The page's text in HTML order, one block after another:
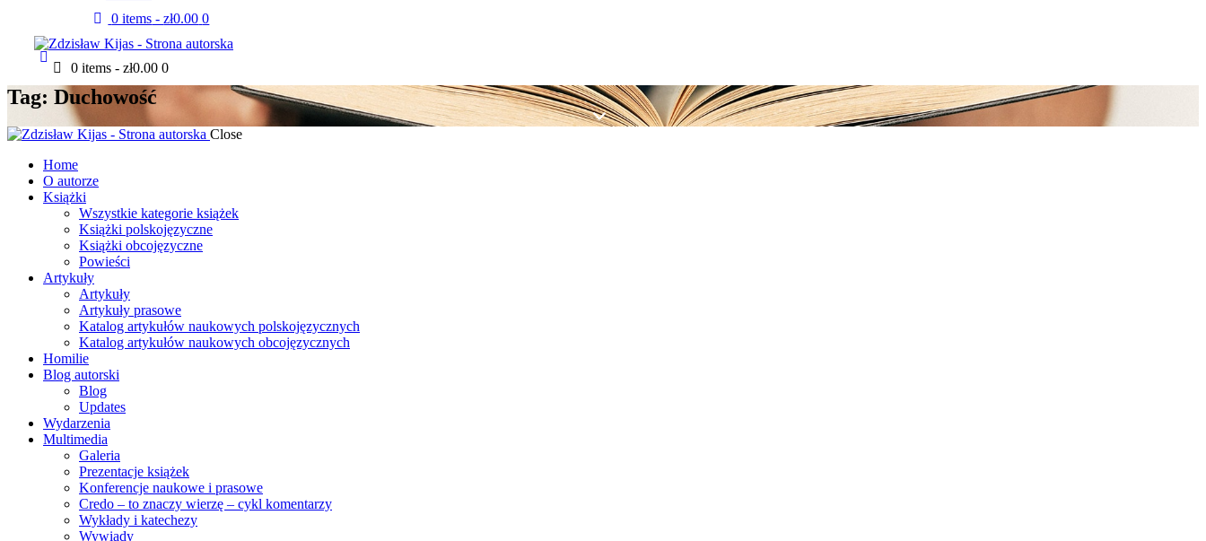
0 items -zł0.00 0
0 items -zł0.00 0
Tag: Duchowość
Close
Home
O autorze
Książki
Wszystkie kategorie książek
Książki polskojęzyczne
Książki obcojęzyczne
Powieści
Artykuły
Artykuły
Artykuły prasowe
Katalog artykułów naukowych polskojęzycznych
Katalog artykułów naukowych obcojęzycznych
Homilie
Blog autorski
Blog
Updates
Wydarzenia
Multimedia
Galeria
Prezentacje książek
Konferencje naukowe i prasowe
Credo – to znaczy wierzę – cykl komentarzy
Wykłady i katechezy
Wywiady